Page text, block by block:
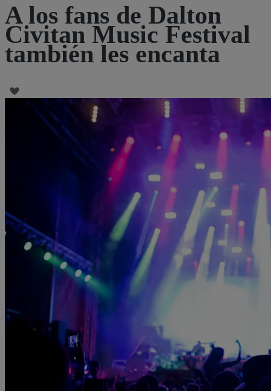
A los fans de Dalton
Civitan Music Festival
también les encanta